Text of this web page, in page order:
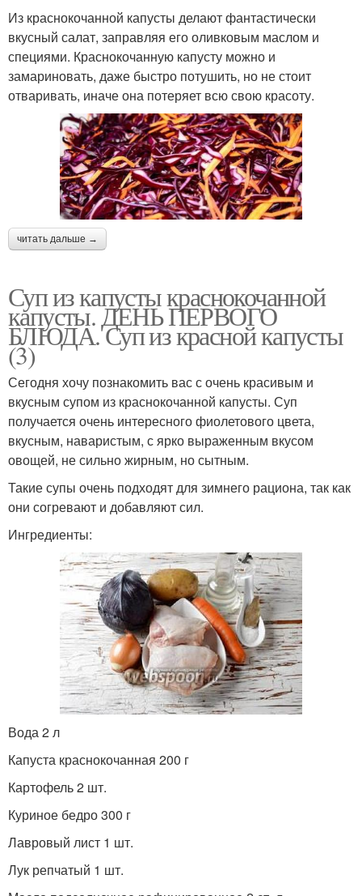
Из краснокочанной капусты делают фантастически
вкусный салат, заправляя его оливковым маслом и
специями. Краснокочанную капусту можно и
замариновать, даже быстро потушить, но не стоит
отваривать, иначе она потеряет всю свою красоту.
читать дальше →
Суп из капусты краснокочанной
капусты. ДЕНЬ ПЕРВОГО
БЛЮДА. Суп из красной капусты
(3)
Сегодня хочу познакомить вас с очень красивым и
вкусным супом из краснокочанной капусты. Суп
получается очень интересного фиолетового цвета,
вкусным, наваристым, с ярко выраженным вкусом
овощей, не сильно жирным, но сытным.
Такие супы очень подходят для зимнего рациона, так как
они согревают и добавляют сил.
Ингредиенты:
Вода 2 л
Капуста краснокочанная 200 г
Картофель 2 шт.
Куриное бедро 300 г
Лавровый лист 1 шт.
Лук репчатый 1 шт.